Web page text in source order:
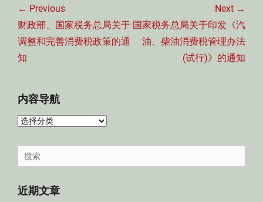
章
导
航
← Previous
Previous
post:
财政部、国家税务总局关于
调整和完善消费税政策的通
知
Next →
Next
post:
国家税务总局关于印发《汽
油、柴油消费税管理办法
(试行)》的通知
内容导航
内
导
航
Search
for:
近期文章